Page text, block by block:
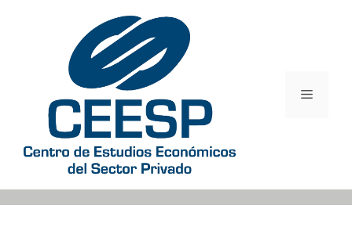
Menú